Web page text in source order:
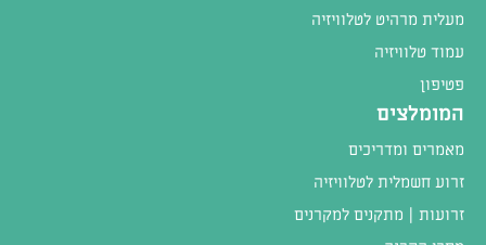
מעלית מרהיט לטלוויזיה
עמוד טלוויזיה
פטיפון
המומלצים
מאמרים ומדריכים
זרוע חשמלית לטלוויזיה
זרועות | מתקנים למקרנים